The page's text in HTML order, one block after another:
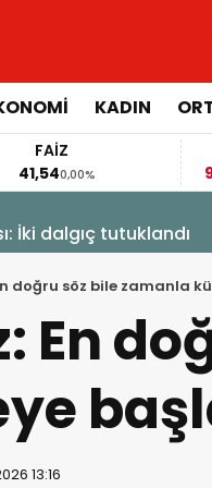
KADIN
FAİZ
41,540,00%
İki dalgıç tutuklandı
doğru söz bile zamanla
En
13:16